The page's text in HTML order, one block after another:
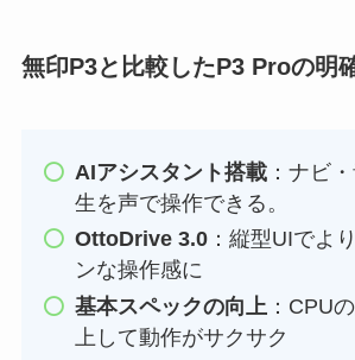
無印P3と比較したP3 Proの明
AIアシスタント搭載：ナビ
生を声で操作できる。
OttoDrive 3.0：縦型UIでよ
ンな操作感に
基本スペックの向上 ：CPU
上して動作がサクサク